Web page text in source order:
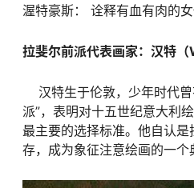
渥特豪斯： 诠释有血有肉的
拉斐尔前派代表画家：汉特
汉特生于伦敦，少年时代曾
派”，表明对十五世纪意大利
最主要的选择标准。他自认
存，成为象征注意绘画的一个